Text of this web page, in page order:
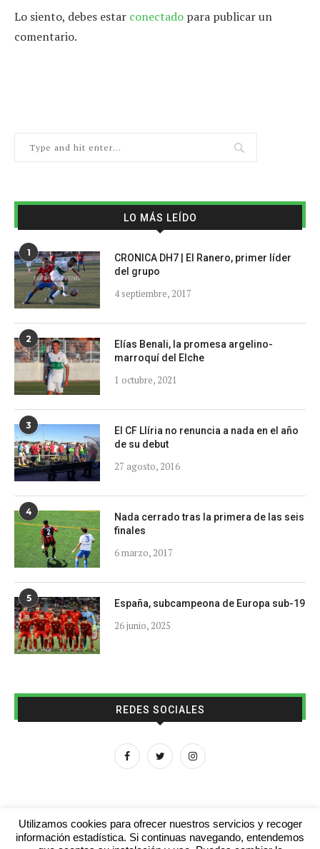
Lo siento, debes estar conectado para publicar un
comentario.
LO MÁS LEÍDO
1
CRONICA DH7 | El Ranero, primer líder
del grupo
4 septiembre, 2017
2
Elías Benali, la promesa argelino-
marroquí del Elche
1 octubre, 2021
3
El CF Llíria no renuncia a nada en el año
de su debut
27 agosto, 2016
4
Nada cerrado tras la primera de las seis
finales
6 marzo, 2017
5 España, subcampeona de Europa sub-19
26 junio, 2025
REDES SOCIALES
Utilizamos cookies para ofrecer nuestros servicios y recoger
información estadística. Si continuas navegando, entendemos